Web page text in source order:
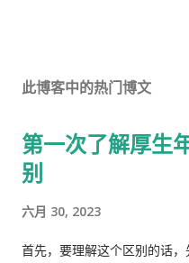
此博客中的热门博文
第一次了解厚生
别
六月 30, 2023
首先，要理解这个区别的话